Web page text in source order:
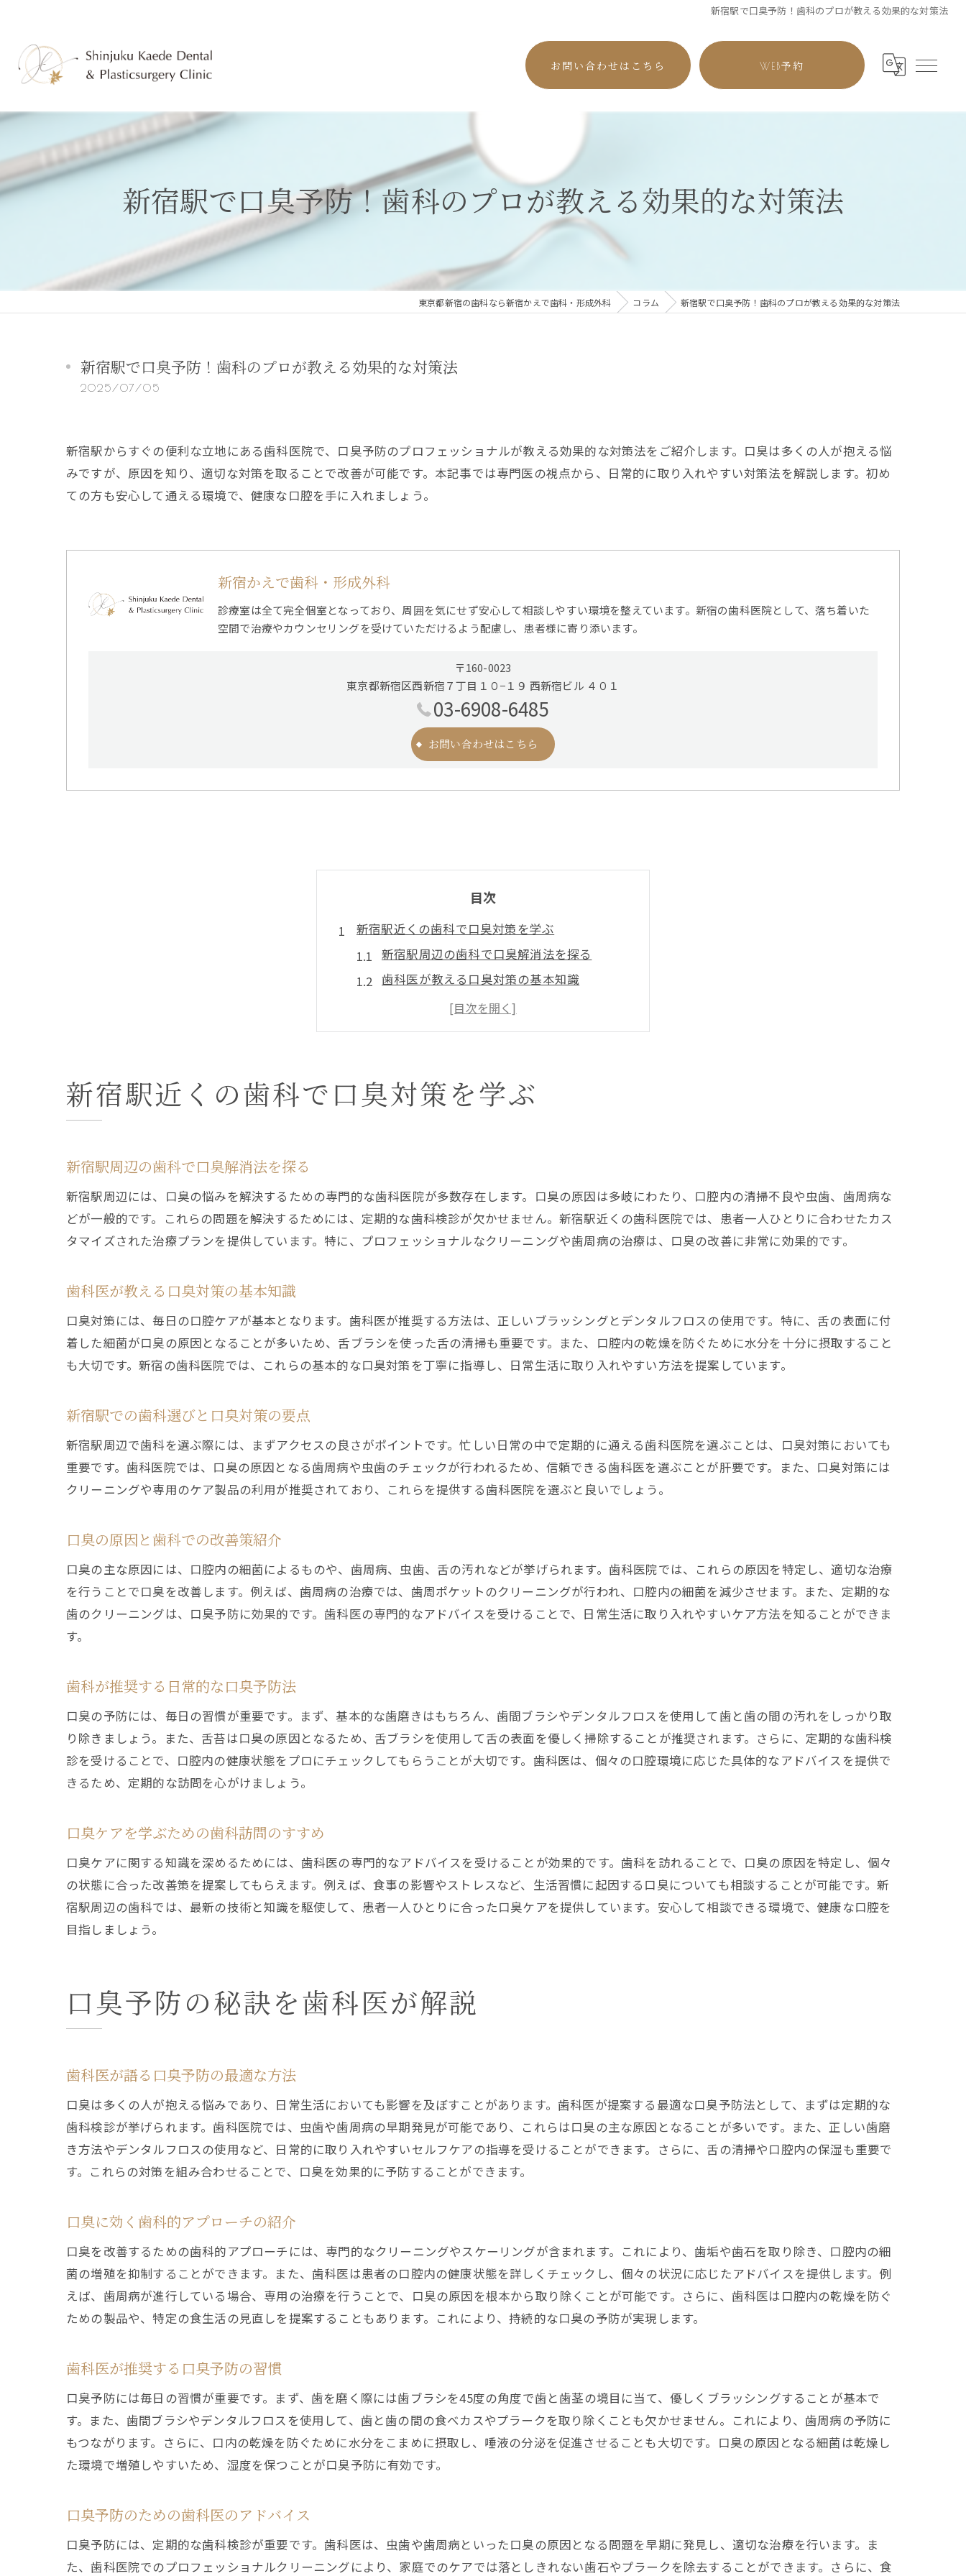
新宿駅で口臭予防！歯科のプロが教える効果的な対策法
お問い合わせはこちら WEB予約
新宿駅で口臭予防！歯科のプロが教える効果的な対策法
東京都新宿の歯科なら新宿かえで歯科・形成外科 コラム 新宿駅で口臭予防！歯科のプロが教える効果的な対策法
新宿駅で口臭予防！歯科のプロが教える効果的な対策法
2025/07/05
新宿駅からすぐの便利な立地にある歯科医院で、口臭予防のプロフェッショナルが教える効果的な対策法をご紹介します。口臭は多くの人が抱える悩
みですが、原因を知り、適切な対策を取ることで改善が可能です。本記事では専門医の視点から、日常的に取り入れやすい対策法を解説します。初め
ての方も安心して通える環境で、健康な口腔を手に入れましょう。
新宿かえで歯科・形成外科
診療室は全て完全個室となっており、周囲を気にせず安心して相談しやすい環境を整えています。新宿の歯科医院として、落ち着いた
空間で治療やカウンセリングを受けていただけるよう配慮し、患者様に寄り添います。
〒160-0023
東京都新宿区西新宿７丁目１０−１９ 西新宿ビル ４０１
03-6908-6485
お問い合わせはこちら
目次
新宿駅近くの歯科で口臭対策を学ぶ
新宿駅周辺の歯科で口臭解消法を探る
歯科医が教える口臭対策の基本知識
新宿駅での歯科選びと口臭対策の要点
口臭の原因と歯科での改善策紹介
口臭ケアを学ぶための歯科訪問のすすめ
口臭予防の秘訣を歯科医が解説
口臭予防のための歯科医のアドバイス
歯科による口臭リスクの管理法
口臭改善のための歯科的提案
歯科が提供する口臭対策の最新情報
新宿の歯科で安心の口臭ケア
新宿の歯科で受ける口臭ケアとは
歯科での口臭ケアの流れと効果
口臭ケアを実現する歯科の特徴
歯科での最新口臭ケア技術を紹介
最新の歯科ケアで口臭に挑む
口臭を防ぐための歯科ケアアップデート
歯科での口臭相談の重要ポイント
新宿の歯科で口臭の悩みを解決
歯科での口臭相談がもたらす安心感
歯科医が推奨する口臭予防の実践法
口臭予防に必要な歯科的アドバイス
歯科医が勧める口臭対策の重要性
口臭に効く歯科のプロのアドバイス
口臭を改善するための歯科アプローチ
歯科プロから学ぶ口臭予防のテクニック
歯科のプロが教える口臭ケアの実践法
新宿駅近くの歯科で口臭対策を学ぶ
新宿駅周辺の歯科で口臭解消法を探る
新宿駅周辺には、口臭の悩みを解決するための専門的な歯科医院が多数存在します。口臭の原因は多岐にわたり、口腔内の清掃不良や虫歯、歯周病な
どが一般的です。これらの問題を解決するためには、定期的な歯科検診が欠かせません。新宿駅近くの歯科医院では、患者一人ひとりに合わせたカス
タマイズされた治療プランを提供しています。特に、プロフェッショナルなクリーニングや歯周病の治療は、口臭の改善に非常に効果的です。
歯科医が教える口臭対策の基本知識
口臭対策には、毎日の口腔ケアが基本となります。歯科医が推奨する方法は、正しいブラッシングとデンタルフロスの使用です。特に、舌の表面に付
着した細菌が口臭の原因となることが多いため、舌ブラシを使った舌の清掃も重要です。また、口腔内の乾燥を防ぐために水分を十分に摂取すること
も大切です。新宿の歯科医院では、これらの基本的な口臭対策を丁寧に指導し、日常生活に取り入れやすい方法を提案しています。
新宿駅での歯科選びと口臭対策の要点
新宿駅周辺で歯科を選ぶ際には、まずアクセスの良さがポイントです。忙しい日常の中で定期的に通える歯科医院を選ぶことは、口臭対策においても
重要です。歯科医院では、口臭の原因となる歯周病や虫歯のチェックが行われるため、信頼できる歯科医を選ぶことが肝要です。また、口臭対策には
クリーニングや専用のケア製品の利用が推奨されており、これらを提供する歯科医院を選ぶと良いでしょう。
口臭の原因と歯科での改善策紹介
口臭の主な原因には、口腔内の細菌によるものや、歯周病、虫歯、舌の汚れなどが挙げられます。歯科医院では、これらの原因を特定し、適切な治療
を行うことで口臭を改善します。例えば、歯周病の治療では、歯周ポケットのクリーニングが行われ、口腔内の細菌を減少させます。また、定期的な
歯のクリーニングは、口臭予防に効果的です。歯科医の専門的なアドバイスを受けることで、日常生活に取り入れやすいケア方法を知ることができま
す。
歯科が推奨する日常的な口臭予防法
口臭の予防には、毎日の習慣が重要です。まず、基本的な歯磨きはもちろん、歯間ブラシやデンタルフロスを使用して歯と歯の間の汚れをしっかり取
り除きましょう。また、舌苔は口臭の原因となるため、舌ブラシを使用して舌の表面を優しく掃除することが推奨されます。さらに、定期的な歯科検
診を受けることで、口腔内の健康状態をプロにチェックしてもらうことが大切です。歯科医は、個々の口腔環境に応じた具体的なアドバイスを提供で
きるため、定期的な訪問を心がけましょう。
口臭ケアを学ぶための歯科訪問のすすめ
口臭ケアに関する知識を深めるためには、歯科医の専門的なアドバイスを受けることが効果的です。歯科を訪れることで、口臭の原因を特定し、個々
の状態に合った改善策を提案してもらえます。例えば、食事の影響やストレスなど、生活習慣に起因する口臭についても相談することが可能です。新
宿駅周辺の歯科では、最新の技術と知識を駆使して、患者一人ひとりに合った口臭ケアを提供しています。安心して相談できる環境で、健康な口腔を
目指しましょう。
口臭予防の秘訣を歯科医が解説
歯科医が語る口臭予防の最適な方法
口臭は多くの人が抱える悩みであり、日常生活においても影響を及ぼすことがあります。歯科医が提案する最適な口臭予防法として、まずは定期的な
歯科検診が挙げられます。歯科医院では、虫歯や歯周病の早期発見が可能であり、これらは口臭の主な原因となることが多いです。また、正しい歯磨
き方法やデンタルフロスの使用など、日常的に取り入れやすいセルフケアの指導を受けることができます。さらに、舌の清掃や口腔内の保湿も重要で
す。これらの対策を組み合わせることで、口臭を効果的に予防することができます。
口臭に効く歯科的アプローチの紹介
口臭を改善するための歯科的アプローチには、専門的なクリーニングやスケーリングが含まれます。これにより、歯垢や歯石を取り除き、口腔内の細
菌の増殖を抑制することができます。また、歯科医は患者の口腔内の健康状態を詳しくチェックし、個々の状況に応じたアドバイスを提供します。例
えば、歯周病が進行している場合、専用の治療を行うことで、口臭の原因を根本から取り除くことが可能です。さらに、歯科医は口腔内の乾燥を防ぐ
ための製品や、特定の食生活の見直しを提案することもあります。これにより、持続的な口臭の予防が実現します。
歯科医が推奨する口臭予防の習慣
口臭予防には毎日の習慣が重要です。まず、歯を磨く際には歯ブラシを45度の角度で歯と歯茎の境目に当て、優しくブラッシングすることが基本で
す。また、歯間ブラシやデンタルフロスを使用して、歯と歯の間の食べカスやプラークを取り除くことも欠かせません。これにより、歯周病の予防に
もつながります。さらに、口内の乾燥を防ぐために水分をこまめに摂取し、唾液の分泌を促進させることも大切です。口臭の原因となる細菌は乾燥し
た環境で増殖しやすいため、湿度を保つことが口臭予防に有効です。
口臭予防のための歯科医のアドバイス
口臭予防には、定期的な歯科検診が重要です。歯科医は、虫歯や歯周病といった口臭の原因となる問題を早期に発見し、適切な治療を行います。ま
た、歯科医院でのプロフェッショナルクリーニングにより、家庭でのケアでは落としきれない歯石やプラークを除去することができます。さらに、食